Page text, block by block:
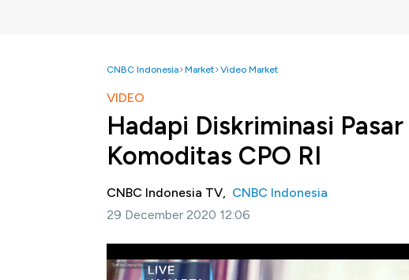
CNBC Indonesia Market Video Market
VIDEO
Hadapi Diskriminasi
Komoditas CPO RI
CNBC Indonesia TV, CNBC Indonesia
29 December 2020 12:06
70% produksi CPO Indonesia dan Malaysia diserap